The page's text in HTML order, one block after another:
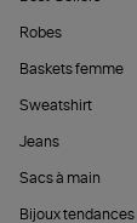
Robes
Baskets femme
Sweatshirt
Jeans
Sacs à main
Bijoux tendances